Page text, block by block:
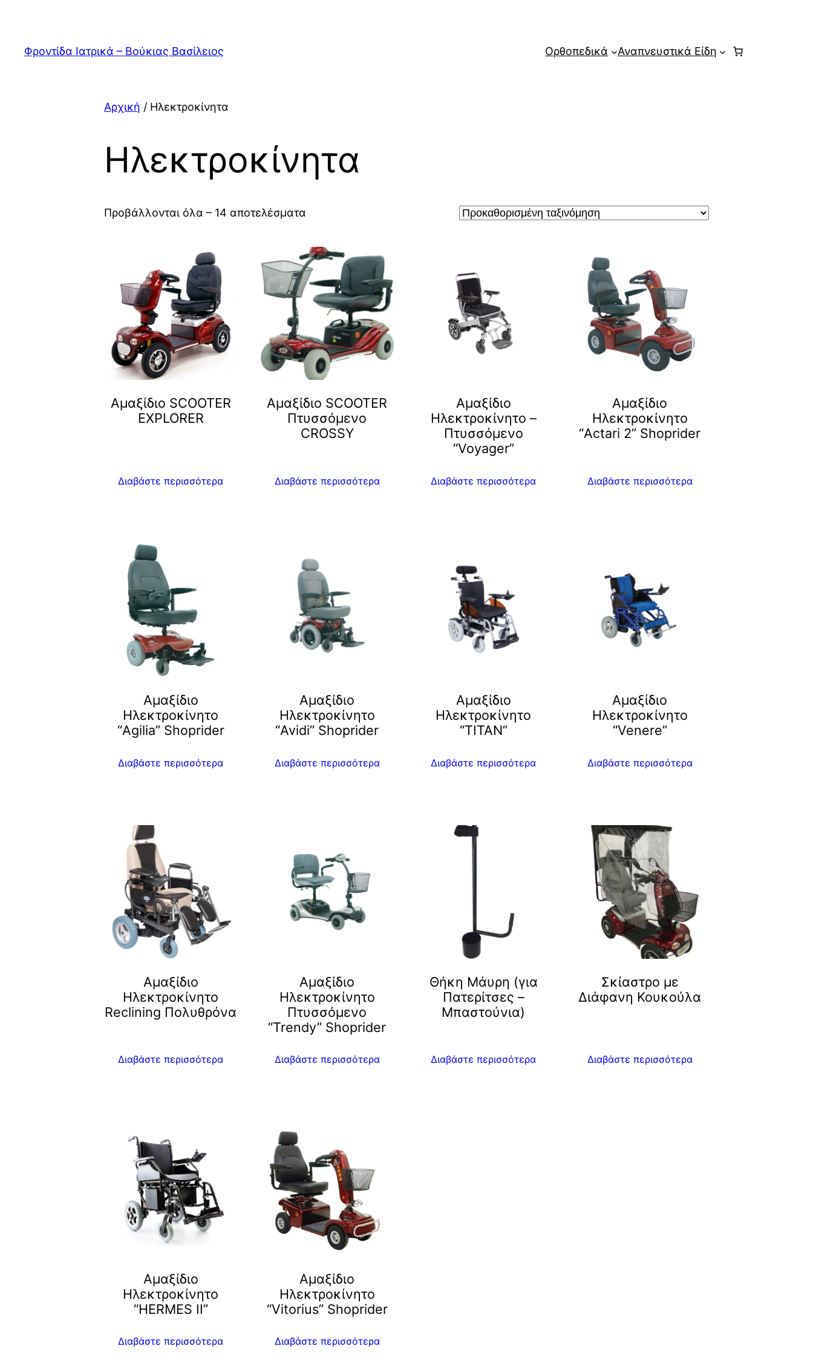
περιεχόμενο
Φροντίδα Ιατρικά – Βούκιας Βασίλειος Ορθοπεδικά Αναπνευστικά Είδη
Αρχική / Ηλεκτροκίνητα
Ηλεκτροκίνητα
Προβάλλονται όλα – 14 αποτελέσματα
Αμαξίδιο SCOOTER
EXPLORER
Διαβάστε περισσότερα
Αμαξίδιο SCOOTER
Πτυσσόμενο
CROSSY
Διαβάστε περισσότερα
Αμαξίδιο
Ηλεκτροκίνητο –
Πτυσσόμενο
“Voyager”
Διαβάστε περισσότερα
Αμαξίδιο
Ηλεκτροκίνητο
“Actari 2” Shoprider
Διαβάστε περισσότερα
Αμαξίδιο
Ηλεκτροκίνητο
“Agilia” Shoprider
Διαβάστε περισσότερα
Αμαξίδιο
Ηλεκτροκίνητο
“Avidi” Shoprider
Διαβάστε περισσότερα
Αμαξίδιο
Ηλεκτροκίνητο
“TITAN”
Διαβάστε περισσότερα
Αμαξίδιο
Ηλεκτροκίνητο
“Venere”
Διαβάστε περισσότερα
Αμαξίδιο
Ηλεκτροκίνητο
Reclining Πολυθρόνα
Διαβάστε περισσότερα
Αμαξίδιο
Ηλεκτροκίνητο
Πτυσσόμενο
“Trendy” Shoprider
Διαβάστε περισσότερα
Θήκη Μάυρη (για
Πατερίτσες –
Μπαστούνια)
Διαβάστε περισσότερα
Σκίαστρο με
Διάφανη Κουκούλα
Διαβάστε περισσότερα
Αμαξίδιο
Ηλεκτροκίνητο
“HERMES II”
Διαβάστε περισσότερα
Αμαξίδιο
Ηλεκτροκίνητο
“Vitorius” Shoprider
Διαβάστε περισσότερα